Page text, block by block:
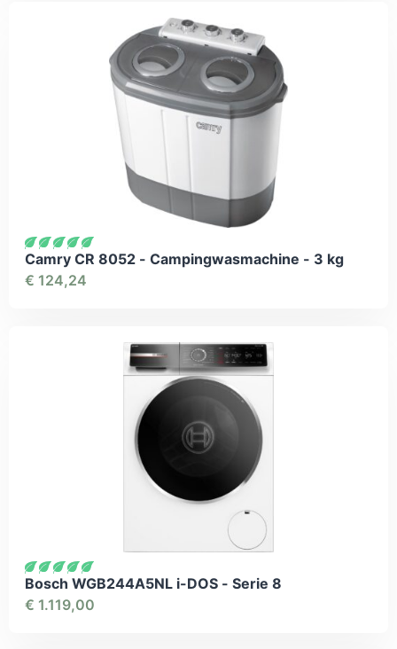
Camry CR 8052 - Campingwasmachine - 3 kg
€ 124,24
Bosch WGB244A5NL i-DOS - Serie 8
€ 1.119,00